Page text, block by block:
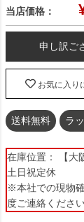
当店価格：
申し訳ご
お気に入り
送料無料 ラ
在庫位置： 【
土日祝定休
※本社での現物
度ご連絡ください